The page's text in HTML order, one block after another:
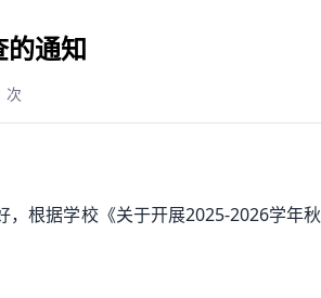
通知
次
根据学校《关于开展2025-2026学年秋